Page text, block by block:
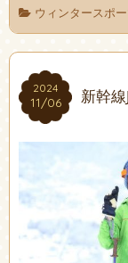
ウィンタースポ
2024
11/06
2024
11/06 新幹